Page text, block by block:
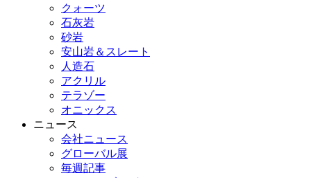
クォーツ
石灰岩
砂岩
安山岩＆スレート
人造石
アクリル
テラゾー
オニックス
ニュース
会社ニュース
グローバル展
毎週記事